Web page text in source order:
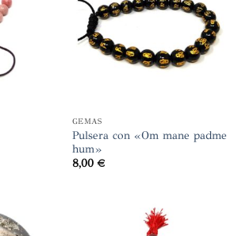
GEMAS
Pulsera con «Om mane padme
hum»
8,00 €